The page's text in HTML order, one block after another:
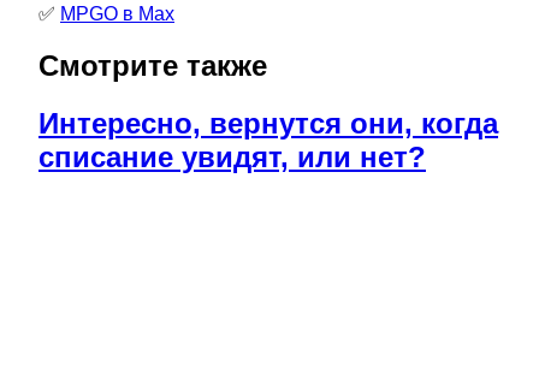
✅ MPGO в Мах
Смотрите также
Интересно, вернутся они, когда
списание увидят, или нет?